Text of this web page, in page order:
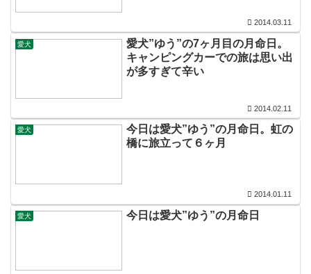
2014.03.11
愛犬
愛犬”ゆう”の7ヶ月目の月命日。
キャンピングカーでの旅は思い出
が多すぎて辛い
2014.02.11
愛犬
今日は愛犬”ゆう”の月命日。虹の
橋に旅立って６ヶ月
2014.01.11
愛犬 今日は愛犬”ゆう”の月命日